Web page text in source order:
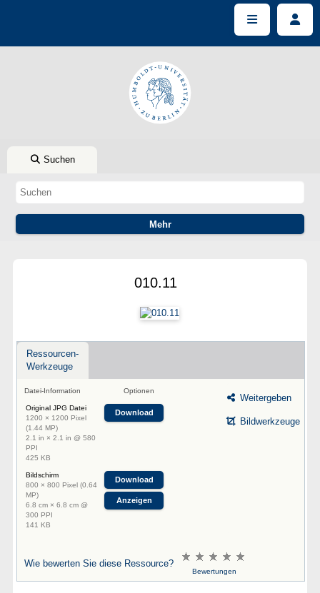
Suchen
010.11
Ressourcen-
Werkzeuge
Datei-Information Optionen
Original JPG Datei
1200 × 1200 Pixel
(1.44 MP)
2.1 in × 2.1 in @ 580
PPI
425 KB
Download
Bildschirm
800 × 800 Pixel (0.64
MP)
6.8 cm × 6.8 cm @
300 PPI
141 KB
Download
Anzeigen
Weitergeben
Bildwerkzeuge
Wie bewerten Sie diese Ressource?
Bewertungen